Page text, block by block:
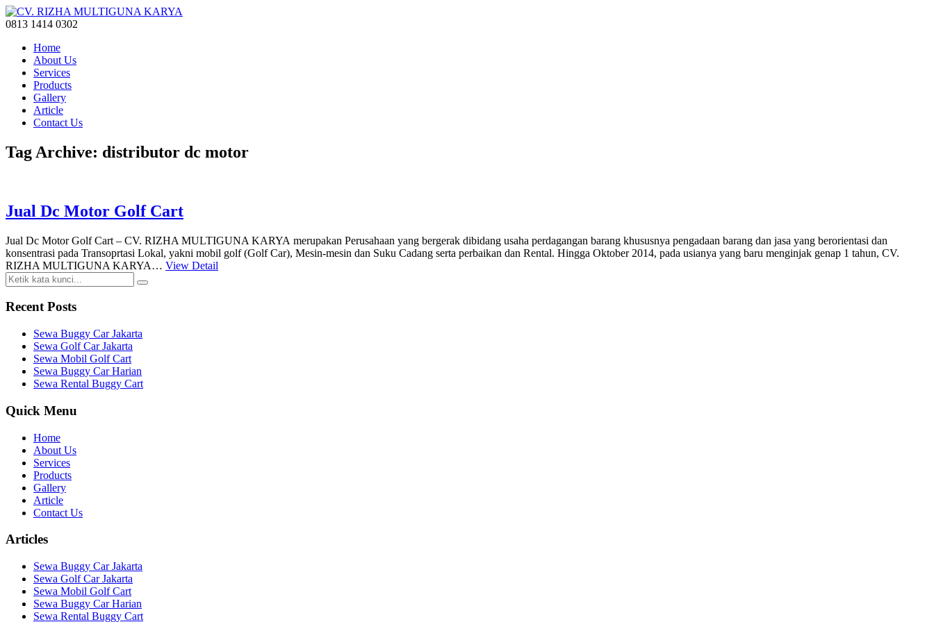
0813 1414 0302
Home
About Us
Services
Products
Gallery
Article
Contact Us
Tag Archive: distributor dc motor
Jual Dc Motor Golf Cart
Jual Dc Motor Golf Cart – CV. RIZHA MULTIGUNA KARYA merupakan Perusahaan yang bergerak dibidang usaha perdagangan barang khususnya pengadaan barang dan jasa yang berorientasi dan
konsentrasi pada Transoprtasi Lokal, yakni mobil golf (Golf Car), Mesin-mesin dan Suku Cadang serta perbaikan dan Rental. Hingga Oktober 2014, pada usianya yang baru menginjak genap 1 tahun, CV.
RIZHA MULTIGUNA KARYA… View Detail
Recent Posts
Sewa Buggy Car Jakarta
Sewa Golf Car Jakarta
Sewa Mobil Golf Cart
Sewa Buggy Car Harian
Sewa Rental Buggy Cart
Quick Menu
Home
About Us
Services
Products
Gallery
Article
Contact Us
Articles
Sewa Buggy Car Jakarta
Sewa Golf Car Jakarta
Sewa Mobil Golf Cart
Sewa Buggy Car Harian
Sewa Rental Buggy Cart